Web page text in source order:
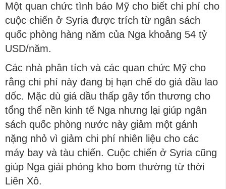
Một quan chức tình báo Mỹ cho biết chi phí cho
cuộc chiến ở Syria được trích từ ngân sách
quốc phòng hàng năm của Nga khoảng 54 tỷ
USD/năm.
Các nhà phân tích và các quan chức Mỹ cho
rằng chi phí này đang bị hạn chế do giá dầu lao
dốc. Mặc dù giá dầu thấp gây tổn thương cho
tổng thể nền kinh tế Nga nhưng lại giúp ngân
sách quốc phòng nước này giảm một gánh
nặng nhỏ vì giảm chi phí nhiên liệu cho các
máy bay và tàu chiến. Cuộc chiến ở Syria cũng
giúp Nga giải phóng kho bom thường từ thời
Liên Xô.